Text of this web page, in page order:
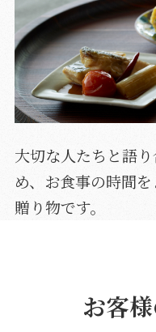
大切な人たちと語
め、お食事の時間
贈り物です。
お客様